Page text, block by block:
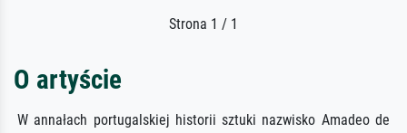
Strona 1 / 1
O artyście
W annałach portugalskiej historii sztuki nazwisko Amadeo de